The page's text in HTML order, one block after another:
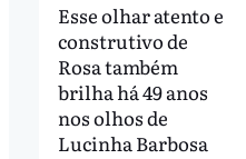
Esse olhar atento e
construtivo de
Rosa também
brilha há 49 anos
nos olhos de
Lucinha Barbosa